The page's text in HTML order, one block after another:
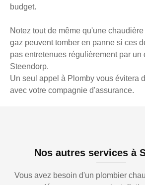
budget.
Notez tout de même qu'une
gaz peuvent tomber en panne si ces
pas entretenues régulièrement par un
Steendorp.
Un seul appel à Plomby vous évitera
avec votre compagnie d'assurance.
Nos autres services à
Vous avez besoin d'un plombier